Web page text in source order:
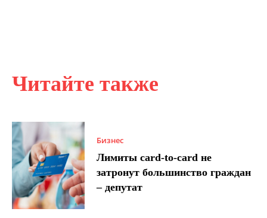
Читайте также
Бизнес
Лимиты card-to-card не
затронут большинство граждан
– депутат